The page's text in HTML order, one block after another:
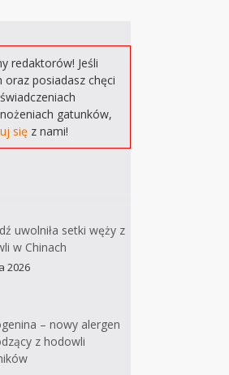
redaktorów! Jeśli
oraz posiadasz chęci
gatunków,
się z nami!
uwolniła setki węży z
w Chinach
2026
– nowy alergen
z hodowli